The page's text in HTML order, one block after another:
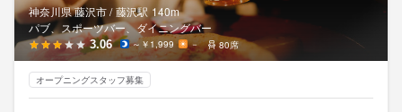
神奈川県 藤沢市 / 藤沢駅 140m
パブ、スポーツバー、ダイニングバー
3.06 ～￥1,999 － 80席
オープニングスタッフ募集